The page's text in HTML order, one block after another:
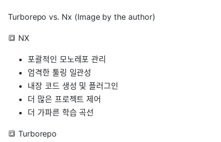
Turborepo vs. Nx (Image by the author)
🔳 NX
포괄적인 모노레포 관리
엄격한 툴링 일관성
내장 코드 생성 및 플러그인
더 많은 프로젝트 제어
더 가파른 학습 곡선
🔳 Turborepo